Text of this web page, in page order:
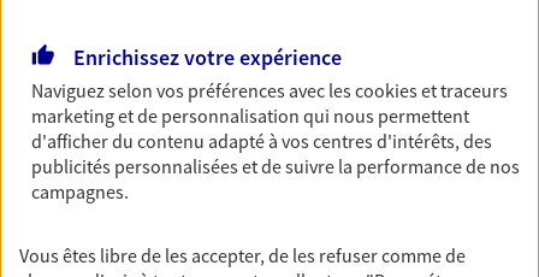
Prévoyance
Pour un avenir serein, assurez-vous avec notre
contrat prévoyance. Préservez vos proches en cas
d'accident ou de maladie en optant pour les
garanties incapacité temporaire totale de travail,
Découvrir l'offre Prévoyance
Enrichissez votre expérience
Naviguez selon vos préférences avec lescookies et traceurs
marketing et de personnalisation qui nous permettent
d'afficher du contenu adapté à vos centres d'intérêts, des
publicités personnalisées et de suivre la performance de nos
campagnes.
Vous êtes libre de les accepter, de les refuser comme de